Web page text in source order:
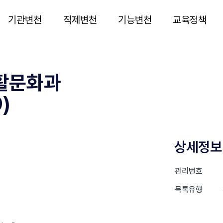
기관변천 직제변천 기능변천 교육정책
문화과
상세정보
관리번호
목록유형